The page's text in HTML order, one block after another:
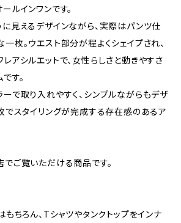
ルインワンです。
見えるデザインながら、実際はパンツ仕
枚。ウエスト部分が程よくシェイプされ、
アシルエットで、女性らしさと動きやすさ
す。
で取り入れやすく、シンプルながらもデザ
でスタイリングが完成する存在感のあるア
ご覧いただける商品です。
もちろん、Tシャツやタンクトップをインナ